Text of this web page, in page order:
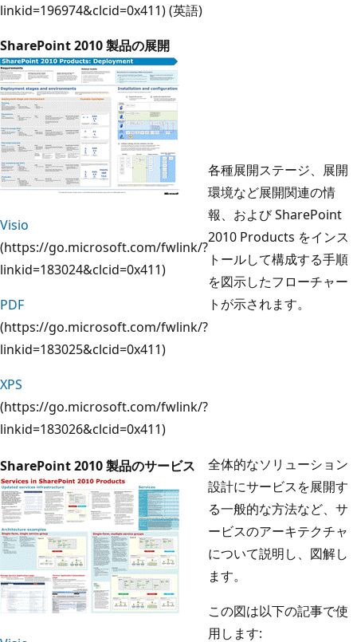
linkid=196974&clcid=0x411) (英語)
SharePoint 2010 製品の展開
Visio
(https://go.microsoft.com/fwlink/?
linkid=183024&clcid=0x411)
PDF
(https://go.microsoft.com/fwlink/?
linkid=183025&clcid=0x411)
XPS
(https://go.microsoft.com/fwlink/?
linkid=183026&clcid=0x411)
各種展開ステージ、展開
環境など展開関連の情
報、および SharePoint
2010 Products をインス
トールして構成する手順
を図示したフローチャー
トが示されます。
SharePoint 2010 製品のサービス
全体的なソリューション
設計にサービスを展開す
る一般的な方法など、サ
ービスのアーキテクチャ
について説明し、図解し
ます。
この図は以下の記事で使
用します: